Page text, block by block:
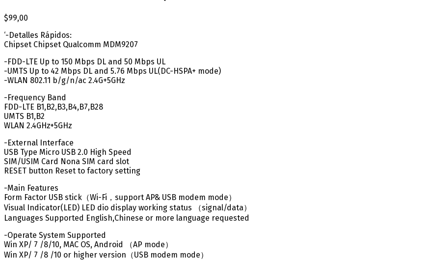
$99,00
‘-Detalles Rápidos:
Chipset Chipset Qualcomm MDM9207
-FDD-LTE Up to 150 Mbps DL and 50 Mbps UL
-UMTS Up to 42 Mbps DL and 5.76 Mbps UL(DC-HSPA+ mode)
-WLAN 802.11 b/g/n/ac 2.4G+5GHz
-Frequency Band
FDD-LTE B1,B2,B3,B4,B7,B28
UMTS B1,B2
WLAN 2.4GHz+5GHz
-External Interface
USB Type Micro USB 2.0 High Speed
SIM/USIM Card Nona SIM card slot
RESET button Reset to factory setting
-Main Features
Form Factor USB stick（Wi-Fi，support AP& USB modem mode）
Visual Indicator(LED) LED dio display working status （signal/data）
Languages Supported English,Chinese or more language requested
-Operate System Supported
Win XP/ 7 /8/10, MAC OS, Android （AP mode）
Win XP/ 7 /8 /10 or higher version（USB modem mode）